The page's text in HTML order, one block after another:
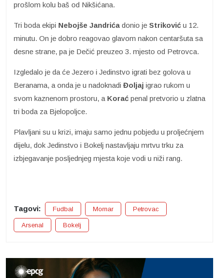
prošlom kolu baš od Nikšićana.
Tri boda ekipi Nebojše Jandrića donio je Striković u 12.
minutu. On je dobro reagovao glavom nakon centaršuta sa
desne strane, pa je Dečić preuzeo 3. mjesto od Petrovca.
Izgledalo je da će Jezero i Jedinstvo igrati bez golova u
Beranama, a onda je u nadoknadi Đoljaj igrao rukom u
svom kaznenom prostoru, a Korać penal pretvorio u zlatna
tri boda za Bjelopoljce.
Plavljani su u krizi, imaju samo jednu pobjedu u proljećnjem
dijelu, dok Jedinstvo i Bokelj nastavljaju mrtvu trku za
izbjegavanje posljednjeg mjesta koje vodi u niži rang.
Tagovi: Fudbal Mornar Petrovac
Arsenal Bokelj